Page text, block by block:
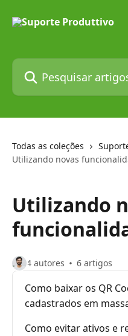
Pesquisar artigos...
Todas as coleções
Utilizando novas
Utilizando
4 autores 6 artigos
Como baixar os QR
cadastrados em
Como evitar ativos e